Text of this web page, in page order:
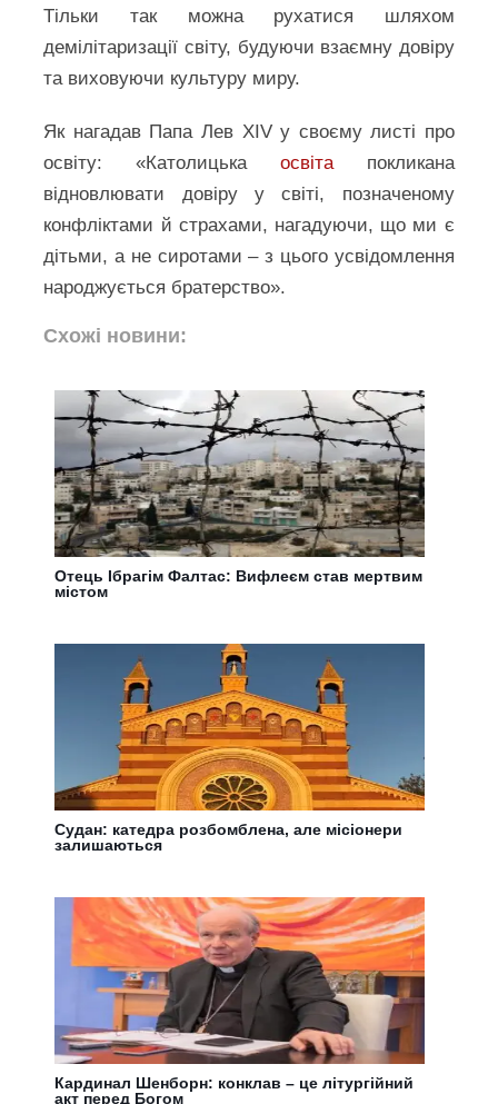
Тільки так можна рухатися шляхом
демілітаризації світу, будуючи взаємну довіру
та виховуючи культуру миру.
Як нагадав Папа Лев XIV у своєму листі про
освіту: «Католицька освітапокликана
відновлювати довіру у світі, позначеному
конфліктами й страхами, нагадуючи, що ми є
дітьми, а не сиротами – з цього усвідомлення
народжується братерство».
Схожі новини:
Отець Ібрагім Фалтас: Вифлеєм став мертвим
містом
Судан: катедра розбомблена, але місіонери
залишаються
Кардинал Шенборн: конклав – це літургійний
акт перед Богом